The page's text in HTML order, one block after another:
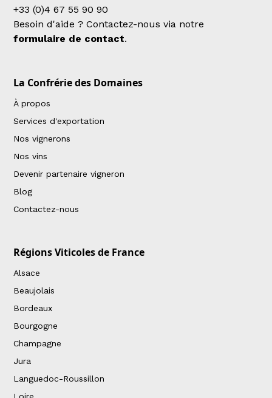
+33 (0)4 67 55 90 90
Besoin d'aide ? Contactez-nous via notre
formulaire de contact.
La Confrérie des Domaines
À propos
Services d'exportation
Nos vignerons
Nos vins
Devenir partenaire vigneron
Blog
Contactez-nous
Régions Viticoles de France
Alsace
Beaujolais
Bordeaux
Bourgogne
Champagne
Jura
Languedoc-Roussillon
Loire